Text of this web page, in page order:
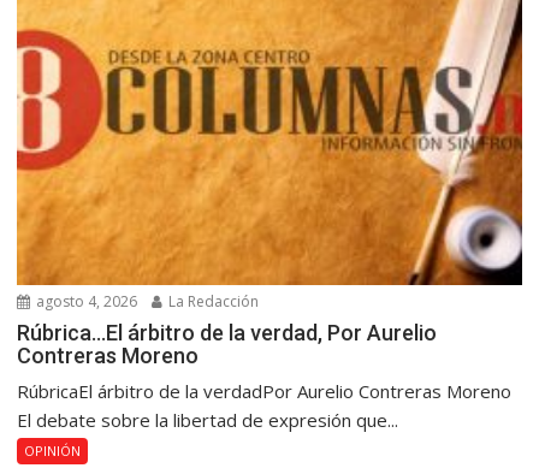
agosto 4, 2026 La Redacción
Rúbrica…El árbitro de la verdad, Por Aurelio
Contreras Moreno
RúbricaEl árbitro de la verdadPor Aurelio Contreras Moreno
El debate sobre la libertad de expresión que...
OPINIÓN